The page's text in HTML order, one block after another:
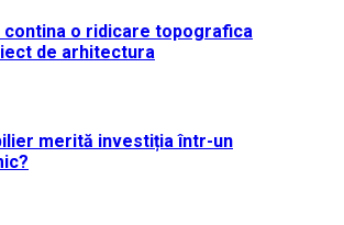
contina o ridicare topografica
de arhitectura
merită investiția într-un